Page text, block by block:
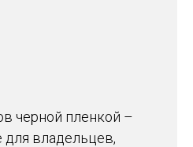
черной пленкой –
для владельцев,